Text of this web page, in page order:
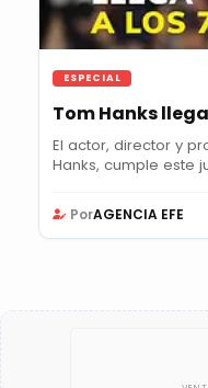
ESPECIAL
Tom Hanks
El actor, director y
Hanks, cumple este
PorAGENCIA EFE